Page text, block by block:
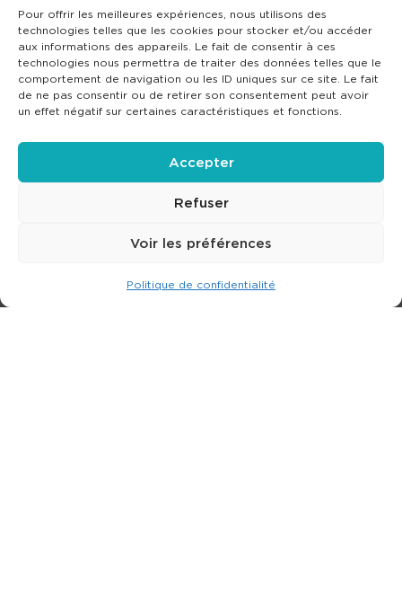
Pour offrir les meilleures expériences, nous utilisons des
technologies telles que les cookies pour stocker et/ou accéder
aux informations des appareils. Le fait de consentir à ces
technologies nous permettra de traiter des données telles que le
comportement de navigation ou les ID uniques sur ce site. Le fait
de ne pas consentir ou de retirer son consentement peut avoir
un effet négatif sur certaines caractéristiques et fonctions.
Accepter
Refuser
Voir les préférences
Politique de confidentialité